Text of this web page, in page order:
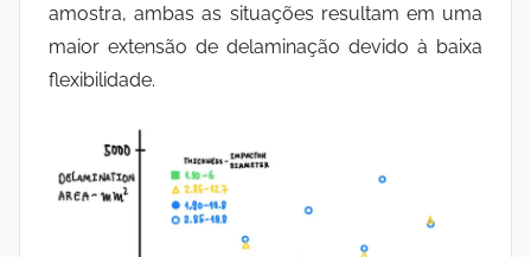
amostra, ambas as situações resultam em uma
maior extensão de delaminação devido à baixa
flexibilidade.